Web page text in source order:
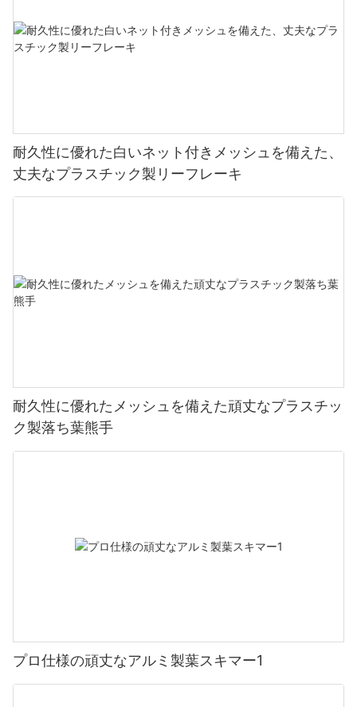
耐久性に優れた白いネット付きメッシュを備えた、
丈夫なプラスチック製リーフレーキ
耐久性に優れたメッシュを備えた頑丈なプラスチッ
ク製落ち葉熊手
プロ仕様の頑丈なアルミ製葉スキマー1